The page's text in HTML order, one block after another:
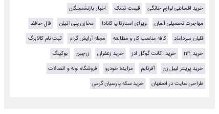
خرید اقساطی لوازم خانگی قیمت تشک
اخبار بازنشستگان
مهاجرت تحصیلی آلمان
ویزای استارتاپ کانادا مخازن پلی اتیلن
فال حافظ
قلیان میرداماد
کافه مناسب کار و مطالعه مجله آرایش گرام
ثبت نام کالابرگ
خرید nft
خرید اکانت گوگل ادز خرید زعفران زرچین
بوکینگ
خرید پرینتر لیبل زن
آفرتایم مزایده خودرو
فروشگاه لوله و اتصالات
طراحی سایت در اصفهان
خرید سکه پارسیان گرمی